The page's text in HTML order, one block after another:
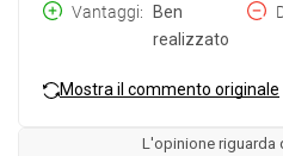
Vantaggi
Ben
realizzato
Mostra il commento originale
L'opinione riguarda